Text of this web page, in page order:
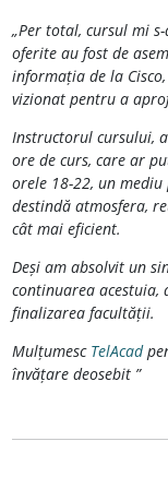
„Per total, cursul mi
oferite au fost de
informația de la
vizionat pentru a
Instructorul cursului,
ore de curs, care ar
orele 18-22, un
destindă atmosfera,
cât mai eficient.
Deși am absolvit un
continuarea acestuia,
finalizarea facultății.
Mulțumesc TelAcad
învățare deosebit ”